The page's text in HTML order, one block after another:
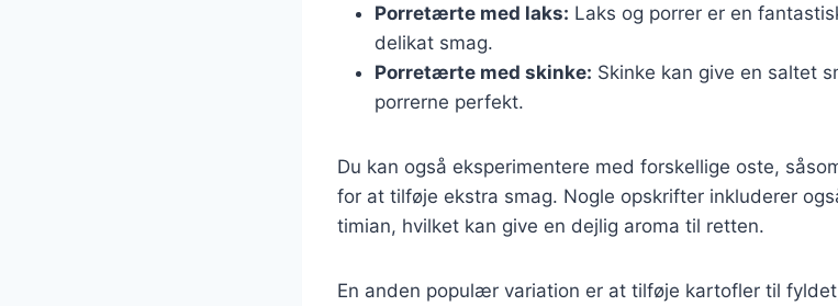
Porretærte med laks: Laks og porrer er en
delikat smag.
Porretærte med skinke: Skinke kan give en saltet
porrerne perfekt.
Du kan også eksperimentere med forskellige oste,
for at tilføje ekstra smag. Nogle opskrifter inkluderer
timian, hvilket kan give en dejlig aroma til retten.
En anden populær variation er at tilføje kartofler til